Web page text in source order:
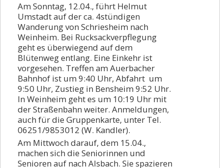
Am Sonntag, 12.04., führt Helmut
Umstadt auf der ca. 4stündigen
Wanderung von Schriesheim nach
Weinheim. Bei Rucksackverpflegung
geht es überwiegend auf dem
Blütenweg entlang. Eine Einkehr ist
vorgesehen. Treffen am Auerbacher
Bahnhof ist um 9:40 Uhr, Abfahrt um
9:50 Uhr, Zustieg in Bensheim 9:52 Uhr.
In Weinheim geht es um 10:19 Uhr mit
der Straßenbahn weiter. Anmeldungen,
auch für die Gruppenkarte, unter Tel.
06251/9853012 (W. Kandler).
Am Mittwoch darauf, dem 15.04.,
machen sich die Seniorinnen und
Senioren auf nach Alsbach. Sie spazieren